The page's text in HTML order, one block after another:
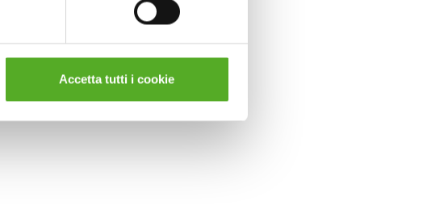
Accetta tutti i cookie
of 5
PREVENTIVO